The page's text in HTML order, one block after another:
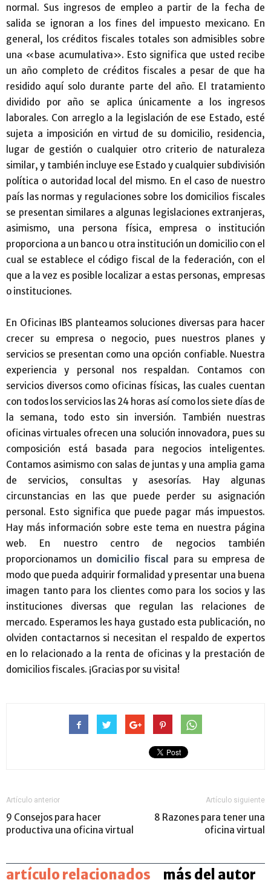
normal. Sus ingresos de empleo a partir de la fecha de
salida se ignoran a los fines del impuesto mexicano. En
general, los créditos fiscales totales son admisibles sobre
una «base acumulativa». Esto significa que usted recibe
un año completo de créditos fiscales a pesar de que ha
residido aquí solo durante parte del año. El tratamiento
dividido por año se aplica únicamente a los ingresos
laborales. Con arreglo a la legislación de ese Estado, esté
sujeta a imposición en virtud de su domicilio, residencia,
lugar de gestión o cualquier otro criterio de naturaleza
similar, y también incluye ese Estado y cualquier subdivisión
política o autoridad local del mismo. En el caso de nuestro
país las normas y regulaciones sobre los domicilios fiscales
se presentan similares a algunas legislaciones extranjeras,
asimismo, una persona física, empresa o institución
proporciona a un banco u otra institución un domicilio con el
cual se establece el código fiscal de la federación, con el
que a la vez es posible localizar a estas personas, empresas
o instituciones.
En Oficinas IBS planteamos soluciones diversas para hacer
crecer su empresa o negocio, pues nuestros planes y
servicios se presentan como una opción confiable. Nuestra
experiencia y personal nos respaldan. Contamos con
servicios diversos como oficinas físicas, las cuales cuentan
con todos los servicios las 24 horas así como los siete días de
la semana, todo esto sin inversión. También nuestras
oficinas virtuales ofrecen una solución innovadora, pues su
composición está basada para negocios inteligentes.
Contamos asimismo con salas de juntas y una amplia gama
de servicios, consultas y asesorías. Hay algunas
circunstancias en las que puede perder su asignación
personal. Esto significa que puede pagar más impuestos.
Hay más información sobre este tema en nuestra página
web. En nuestro centro de negocios también
proporcionamos un domicilio fiscal
para su empresa de
modo que pueda adquirir formalidad y presentar una buena
imagen tanto para los clientes como para los socios y las
instituciones diversas que regulan las relaciones de
mercado. Esperamos les haya gustado esta publicación, no
olviden contactarnos si necesitan el respaldo de expertos
en lo relacionado a la renta de oficinas y la prestación de
domicilios fiscales. ¡Gracias por su visita!
Artículo anterior
9 Consejos para hacer
productiva una oficina virtual
Artículo siguiente
8 Razones para tener una
oficina virtual
artículo relacionados más del autor